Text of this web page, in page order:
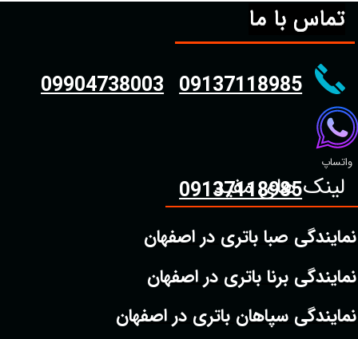
تماس با ما
واتساپ
09904738003 09137118985
09137118985
لینک های مفید
نمایندگی صبا باتری در اصفهان
نمایندگی برنا باتری در اصفهان
نمایندگی سپاهان باتری در اصفهان